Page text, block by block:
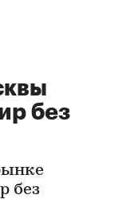
без
без